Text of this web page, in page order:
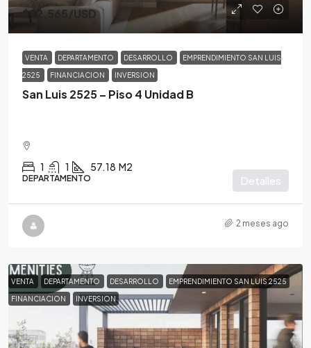
$92,565/USD
VENTA DEPARTAMENTO DESARROLLO EMPRENDIMIENTO SAN LUIS
2525 FINANCIACION INVERSION
San Luis 2525 – Piso 4 Unidad B
1 1 57.18 M2
DEPARTAMENTO Detalles
2 meses ago
VENTA DEPARTAMENTO DESARROLLO EMPRENDIMIENTO SAN LUIS 2525
FINANCIACION INVERSION